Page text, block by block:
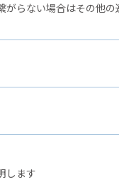
らない場合はその他
します